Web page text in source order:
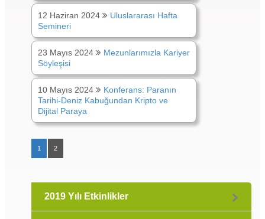
12 Haziran 2024
Uluslararası Hafta
Semineri
23 Mayıs 2024
Mezunlarımızla Kariyer
Söyleşisi
10 Mayıs 2024
Konferans: Paranın
Tarihi-Deniz Kabuğundan Kripto ve
Dijital Paraya
1 2
2019 Yılı Etkinlikler